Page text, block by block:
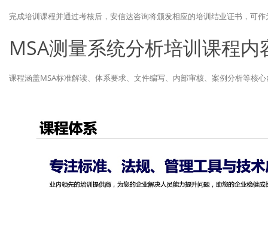
完成培训课程并通过考核后，安信达咨询将颁发相应的培训结业证书，可
MSA测量系统分析培训课程内
课程涵盖MSA标准解读、体系要求、文件编写、内部审核、案例分析等核